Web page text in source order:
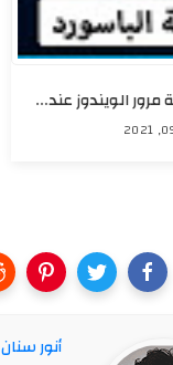
إزالة كلمة مرور الويندوز​ عند نسيان الباسود بدون فورمات | بثلاث ضغطات فقط ✔
أنور سنان